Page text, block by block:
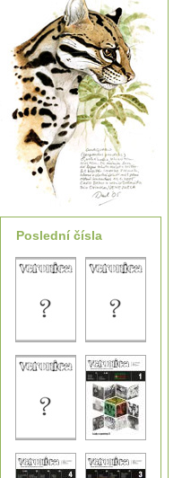
Poslední čísla